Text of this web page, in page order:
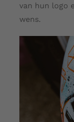
van hun logo
wens.